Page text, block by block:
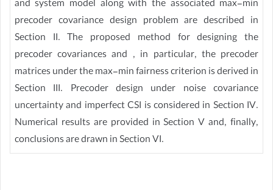
and system model along with the associated max-min
precoder covariance design problem are described in
Section II. The proposed method for designing the
precoder covariances and , in particular, the precoder
matrices under the max-min fairness criterion is derived in
Section III. Precoder design under noise covariance
uncertainty and imperfect CSI is considered in Section IV.
Numerical results are provided in Section V and, finally,
conclusions are drawn in Section VI.